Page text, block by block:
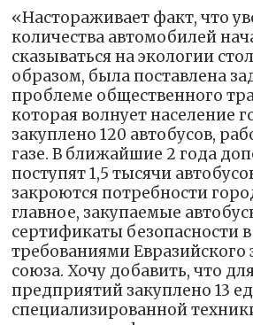
«Настораживает факт, что
количества автомобилей
сказываться на экологии
образом, была поставлена
проблеме общественного
которая волнует население
закуплено 120 автобусов,
газе. В ближайшие 2 года
поступят 1,5 тысячи
закроются потребности
главное, закупаемые
сертификаты безопасности в
требованиями Евразийского
союза. Хочу добавить, что
предприятий закуплено 13
специализированной